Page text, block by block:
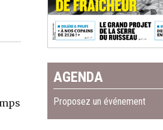
AGENDA
Proposez un événement